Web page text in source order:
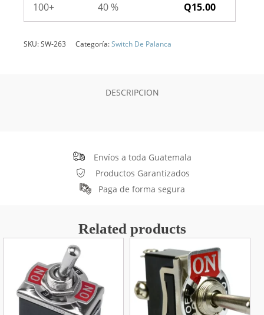
100+ 40 % Q15.00
SKU:SW-263 Categoría:Switch De Palanca
DESCRIPCION
Envíos a toda Guatemala
Productos Garantizados
Paga de forma segura
Related products